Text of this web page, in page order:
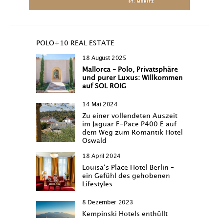
POLO+10 REAL ESTATE
18 August 2025
Mallorca – Polo, Privatsphäre
und purer Luxus: Willkommen
auf SOL ROIG
14 Mai 2024
Zu einer vollendeten Auszeit
im Jaguar F-Pace P400 E auf
dem Weg zum Romantik Hotel
Oswald
18 April 2024
Louisa‘s Place Hotel Berlin –
ein Gefühl des gehobenen
Lifestyles
8 Dezember 2023
Kempinski Hotels enthüllt